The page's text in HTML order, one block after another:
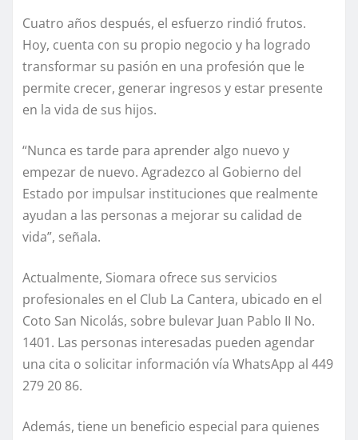
Cuatro años después, el esfuerzo rindió frutos.
Hoy, cuenta con su propio negocio y ha logrado
transformar su pasión en una profesión que le
permite crecer, generar ingresos y estar presente
en la vida de sus hijos.
“Nunca es tarde para aprender algo nuevo y
empezar de nuevo. Agradezco al Gobierno del
Estado por impulsar instituciones que realmente
ayudan a las personas a mejorar su calidad de
vida”, señala.
Actualmente, Siomara ofrece sus servicios
profesionales en el Club La Cantera, ubicado en el
Coto San Nicolás, sobre bulevar Juan Pablo II No.
1401. Las personas interesadas pueden agendar
una cita o solicitar información vía WhatsApp al 449
279 20 86.
Además, tiene un beneficio especial para quienes